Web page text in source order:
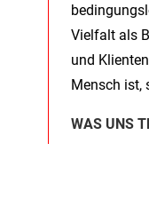
Vielfalt als
und
Mensch ist,
WAS UNS